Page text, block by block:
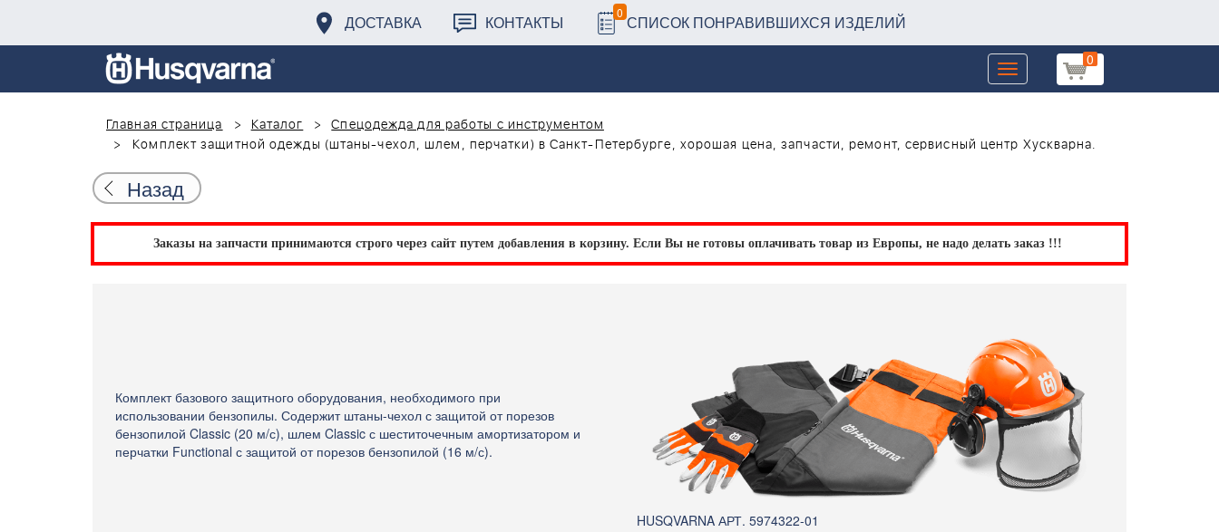
ДОСТАВКА КОНТАКТЫ 0 СПИСОК ПОНРАВИВШИХСЯ ИЗДЕЛИЙ
0
Toggle
navigation
Главная страница
Каталог
Спецодежда для работы с инструментом
Комплект защитной одежды (штаны-чехол, шлем, перчатки) в Санкт-Петербурге, хорошая цена, запчасти, ремонт, сервисный центр Хускварна.
Назад
Заказы на запчасти принимаются строго через сайт путем добавления в корзину. Если Вы не готовы оплачивать товар из Европы, не надо делать заказ !!!
Комплект базового защитного оборудования, необходимого при
использовании бензопилы. Содержит штаны-чехол с защитой от порезов
бензопилой Classic (20 м/с), шлем Classic с шеститочечным амортизатором и
перчатки Functional с защитой от порезов бензопилой (16 м/с).
HUSQVARNA АРТ. 5974322-01